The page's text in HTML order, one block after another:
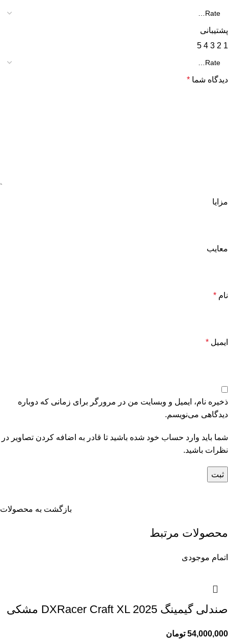
پشتیبانی
1
2
3
4
5
دیدگاه شما *
مزایا
معایب
نام *
ایمیل *
ذخیره نام، ایمیل و وبسایت من در مرورگر برای زمانی که دوباره
دیدگاهی می‌نویسم.
شما باید وارد حساب خود شده باشید تا قادر به اضافه کردن تصاویر در
نظرات باشید.
بازگشت به محصولات
محصولات مرتبط
اتمام موجودی
صندلی گیمینگ DXRacer Craft XL 2025 مشکی
54,000,000 تومان